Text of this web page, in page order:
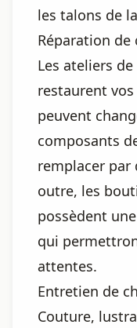
les talons de
Réparation de
Les ateliers
restaurent
peuvent
composants
remplacer par
outre, les
possèdent
qui
attentes.
Entretien de
Couture,